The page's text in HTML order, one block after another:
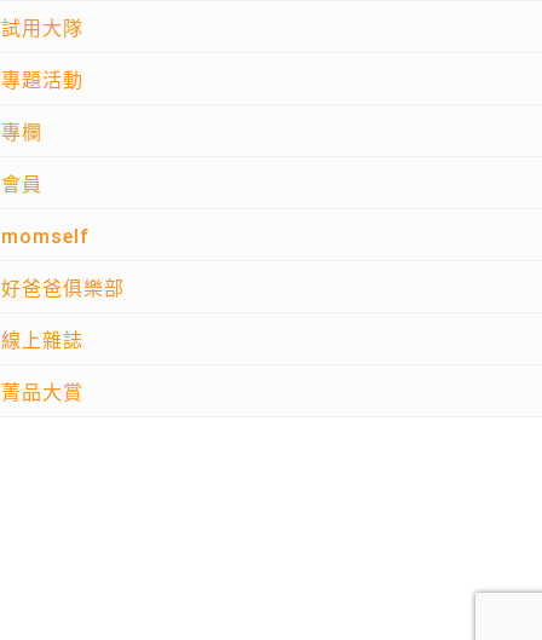
試用大隊
專題活動
專欄
會員
momself
好爸爸俱樂部
線上雜誌
菁品大賞